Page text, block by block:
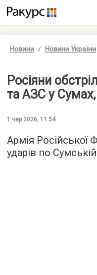
Новини Новини України
Росіяни
та АЗС у
1 чер 2026, 11:54
Армія Російської
ударів по